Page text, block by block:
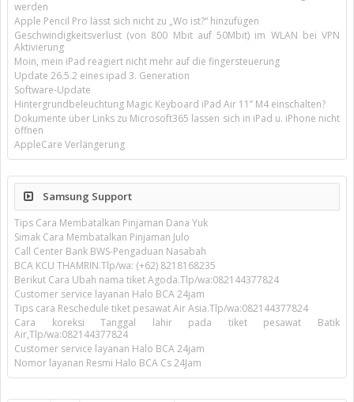
werden
Apple Pencil Pro lässt sich nicht zu „Wo ist?“ hinzufügen
Geschwindigkeitsverlust (von 800 Mbit auf 50Mbit) im WLAN bei VPN
Aktivierung
Moin, mein iPad reagiert nicht mehr auf die fingersteuerung
Update 26.5.2 eines ipad 3. Generation
Software-Update
Hintergrundbeleuchtung Magic Keyboard iPad Air 11’’ M4 einschalten?
Dokumente über Links zu Microsoft365 lassen sich in iPad u. iPhone nicht
öffnen
AppleCare Verlängerung
Samsung Support
Tips Cara Membatalkan Pinjaman Dana Yuk
Simak Cara Membatalkan Pinjaman Julo
Call Center Bank BWS-Pengaduan Nasabah
BCA KCU THAMRIN.Tlp/wa: (+62) 8218168235
Berikut Cara Ubah nama tiket Agoda.Tlp/wa:082144377824
Customer service layanan Halo BCA 24jam
Tips cara Reschedule tiket pesawat Air Asia.Tlp/wa:082144377824
Cara koreksi Tanggal lahir pada tiket pesawat Batik
Air,Tlp/wa:082144377824
Customer service layanan Halo BCA 24jam
Nomor layanan Resmi Halo BCA Cs 24Jam